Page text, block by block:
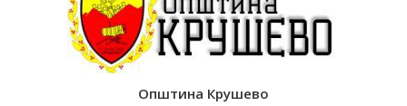
Општина Крушево